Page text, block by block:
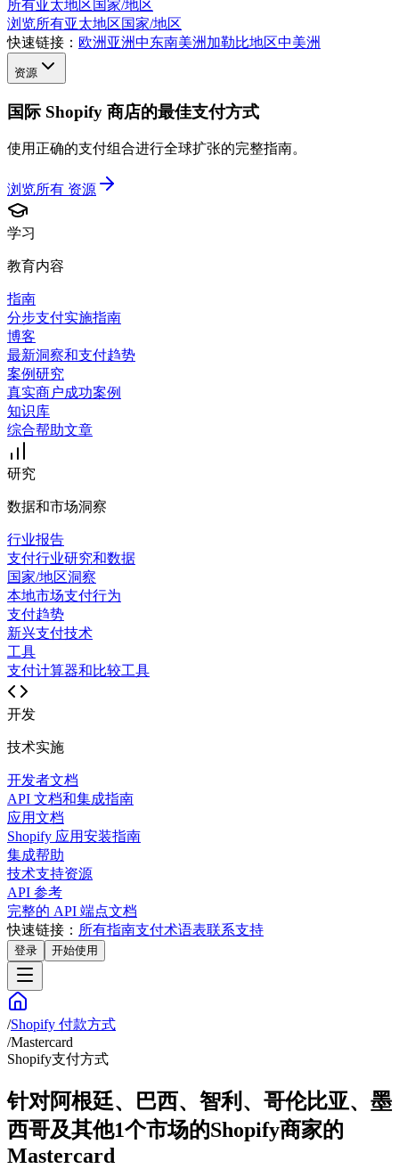
所有亚太地区国家/地区
浏览所有亚太地区国家/地区
快速链接： 欧洲 亚洲中东南美洲 加勒比地区中美洲
资源
国际 Shopify 商店的最佳支付方式
使用正确的支付组合进行全球扩张的完整指南。
浏览所有 资源
学习
教育内容
指南
分步支付实施指南
博客
最新洞察和支付趋势
案例研究
真实商户成功案例
知识库
综合帮助文章
研究
数据和市场洞察
行业报告
支付行业研究和数据
国家/地区洞察
本地市场支付行为
支付趋势
新兴支付技术
工具
支付计算器和比较工具
开发
技术实施
开发者文档
API 文档和集成指南
应用文档
Shopify 应用安装指南
集成帮助
技术支持资源
API 参考
完整的 API 端点文档
快速链接： 所有指南支付术语表联系支持
登录 开始使用
/Shopify 付款方式
/Mastercard
Shopify支付方式
针对阿根廷、巴西、智利、哥伦比亚、墨
西哥及其他1个市场的Shopify商家的
Mastercard